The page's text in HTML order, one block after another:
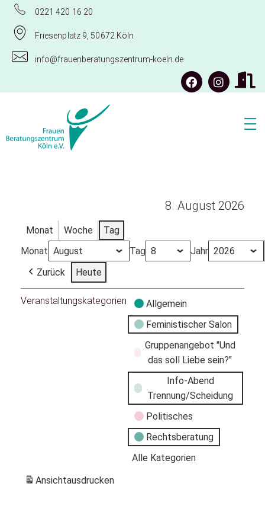
0221 420 16 20
Friesenplatz 9, 50672 Köln
info@frauenberatungszentrum-koeln.de
8. August 2026
Monat Woche
Tag
Monat
Tag
Jahr
Zurück
Heute
Veranstaltungskategorien
Allgemein
Feministischer Salon
Gruppenangebot "Und
das soll Liebe sein?"
Info-Abend
Trennung/Scheidung
Politisches
Rechtsberatung
Alle Kategorien
Ansichtausdrucken